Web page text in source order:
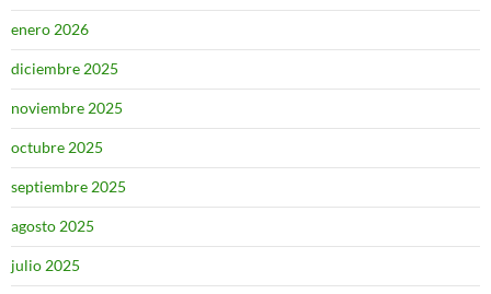
enero 2026
diciembre 2025
noviembre 2025
octubre 2025
septiembre 2025
agosto 2025
julio 2025